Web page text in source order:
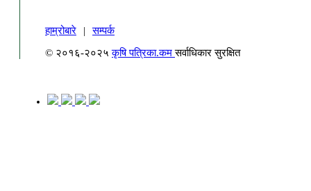
हाम्रोबारे |
सम्पर्क
© २०१६-२०२५कृषि पत्रिका.कमसर्वाधिकार सुरक्षित